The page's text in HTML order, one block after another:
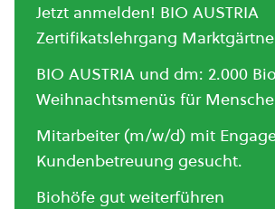
Jetzt anmelden! BIO AUSTRIA
Zertifikatslehrgang
BIO AUSTRIA und dm: 2.000
Weihnachtsmenüs für
Mitarbeiter (m/w/d) mit
Kundenbetreuung gesucht.
Biohöfe gut weiterführen